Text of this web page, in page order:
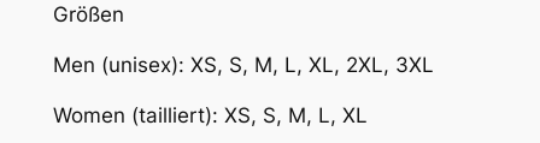
Größen
Men (unisex): XS, S, M, L, XL, 2XL, 3XL
Women (tailliert): XS, S, M, L, XL